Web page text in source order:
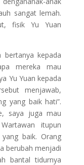
sangat lemah.
fisik Yu Yuan
bertanya kepada
mereka mau
Yu Yuan kepada
menjawab,
yang baik hati”.
saya juga mau
itupun
baik. Orang
berubah menjadi
bantal tidurnya